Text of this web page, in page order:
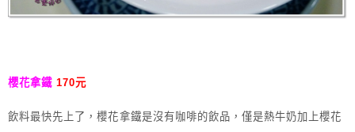
櫻花拿鐵170元
飲料最快先上了，櫻花拿鐵是沒有咖啡的飲品，僅是熱牛奶加上櫻花